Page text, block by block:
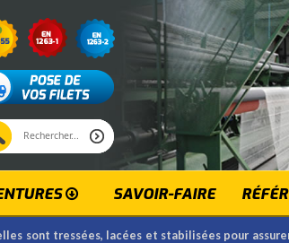
SAVOIR-FAIRE
sont tressées, lacées et stabilisées pour